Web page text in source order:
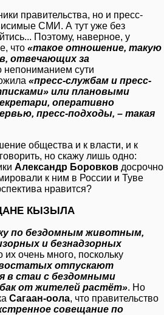
правительства, но и пресс-
СМИ. А тут уже без
Поэтому, наверное, у
что «такое отношение, такую
отвечающих за
непониманием сути
«пресс-службам и пресс-
или плановыми
оперативно
пресс-подходы, – такая
общества и к власти, и к
но скажу лишь одно:
Александр Боровков досрочно
к ним в России и Туве
нравится?
КЫЗЫЛА
по бездомным животным,
и безнадзорных
очень много, поскольку
отпускают
в стаи с бездомными
от жителей растёт». Но
Сагаан-оола, что правительство
совещание по